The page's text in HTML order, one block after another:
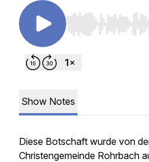
Use Left/Right to
Show Notes
Diese Botschaft wurde von
Christengemeinde Rohrbach